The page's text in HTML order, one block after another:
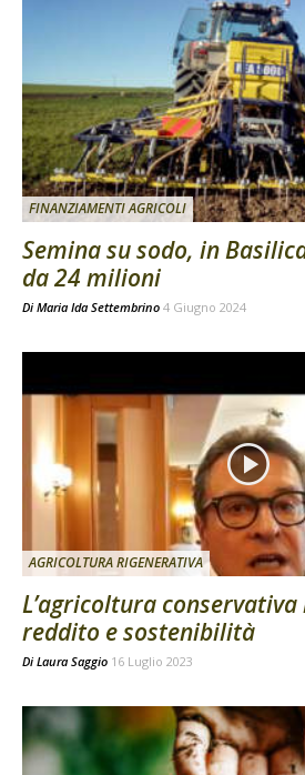
FINANZIAMENTI AGRICOLI
Semina su sodo, in
da 24 milioni
Di Maria Ida Settembrino 4 Giugno 2024
AGRICOLTURA RIGENERATIVA
L’agricoltura
reddito e sostenibilità
Di Laura Saggio 16 Luglio 2023